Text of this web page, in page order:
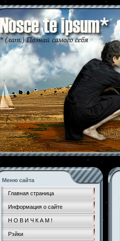
Меню сайта
Главная страница
Информация о сайте
Н О В И Ч К А М !
Рэйки